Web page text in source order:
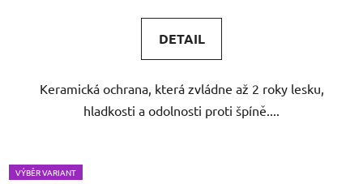
DETAIL
Keramická ochrana, která zvládne až 2 roky lesku,
hladkosti a odolnosti proti špíně....
VÝBĚR VARIANT